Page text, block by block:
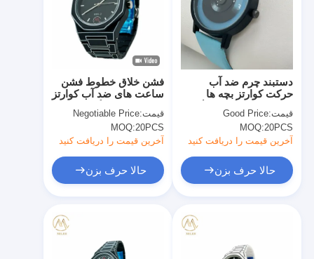
فشن خلاق خطوط فشن
ساعت های ضد آب کوارتز
ورزش و هدیه دادن
قیمت:Negotiable Price
MOQ:20PCS
آخرین قیمت را دریافت کنید
حالا حرف بزن
دستبند چرم ضد آب
حرکت کوارتز بچه ها
قیمت:Good Price
MOQ:20PCS
آخرین قیمت را دریافت کنید
حالا حرف بزن